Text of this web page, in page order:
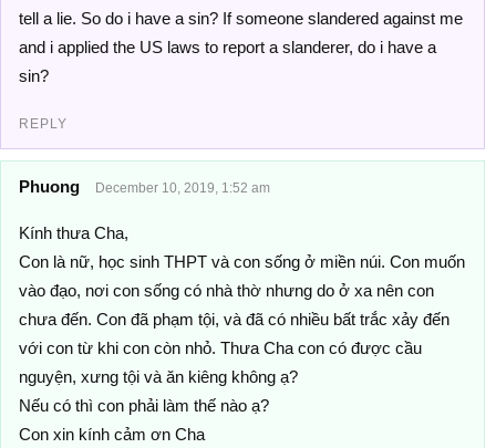
tell a lie. So do i have a sin? If someone slandered against me
and i applied the US laws to report a slanderer, do i have a
sin?
REPLY
Phuong December 10, 2019, 1:52 am
Kính thưa Cha,
Con là nữ, học sinh THPT và con sống ở miền núi. Con muốn
vào đạo, nơi con sống có nhà thờ nhưng do ở xa nên con
chưa đến. Con đã phạm tội, và đã có nhiều bất trắc xảy đến
với con từ khi con còn nhỏ. Thưa Cha con có được cầu
nguyện, xưng tội và ăn kiêng không ạ?
Nếu có thì con phải làm thế nào ạ?
Con xin kính cảm ơn Cha